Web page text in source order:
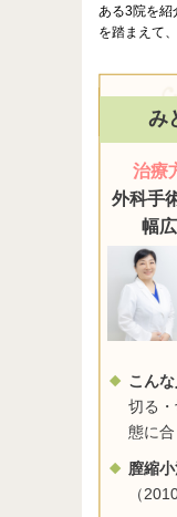
ある3院を紹
を踏まえて
み
治療
外科手
幅
こん
切る
態に
膣縮
（